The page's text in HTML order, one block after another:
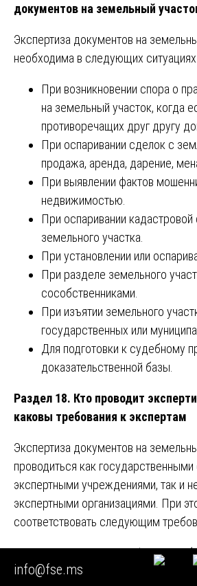
документов на земельный
Экспертиза документов на
необходима в следующих ситуациях:
При возникновении спора о
на земельный участок, когда
противоречащих друг другу
При оспаривании сделок с
продажа, аренда, дарение,
При выявлении фактов
недвижимостью.
При оспаривании кадастровой
земельного участка.
При установлении или
При разделе земельного
сособственниками.
При изъятии земельного
государственных или
Для подготовки к судебному
доказательственной базы.
Раздел 18. Кто проводит
каковы требования к экспертам
Экспертиза документов на
проводиться как
экспертными учреждениями, так и
экспертными организациями. При
соответствовать следующим
Иметь высшее профильное
(землеустройство, кадастр,
info@fse.ms